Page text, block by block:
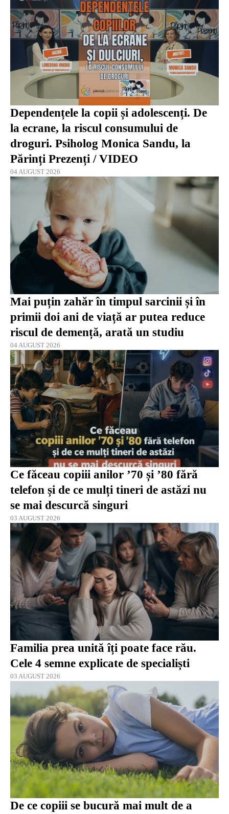
Dependențele la copii și adolescenți. De
la ecrane, la riscul consumului de
droguri. Psiholog Monica Sandu, la
Părinți Prezenți / VIDEO
04 AUGUST 2026
Mai puțin zahăr în timpul sarcinii și în
primii doi ani de viață ar putea reduce
riscul de demență, arată un studiu
04 AUGUST 2026
Ce făceau copiii anilor ’70 și ’80 fără
telefon și de ce mulți tineri de astăzi nu
se mai descurcă singuri
03 AUGUST 2026
Familia prea unită îți poate face rău.
Cele 4 semne explicate de specialiști
03 AUGUST 2026
De ce copiii se bucură mai mult de a